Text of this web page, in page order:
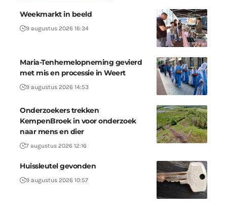
Weekmarkt in beeld
9 augustus 2026 16:34
Maria-Tenhemelopneming gevierd
met mis en processie in Weert
9 augustus 2026 14:53
Onderzoekers trekken
KempenBroek in voor onderzoek
naar mens en dier
7 augustus 2026 12:16
Huissleutel gevonden
9 augustus 2026 10:57